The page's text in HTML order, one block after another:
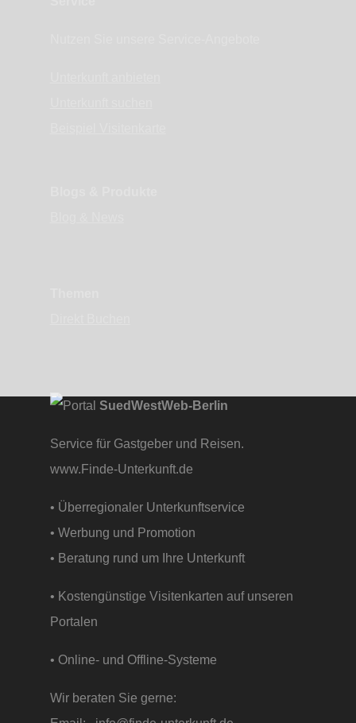
SuedWestWeb-Berlin
Service für Gastgeber und Reisen.
www.Finde-Unterkunft.de
• Überregionaler Unterkunftservice
• Werbung und Promotion
• Beratung rund um Ihre Unterkunft
• Kostengünstige Visitenkarten auf unseren
Portalen
• Online- und Offline-Systeme
Wir beraten Sie gerne: